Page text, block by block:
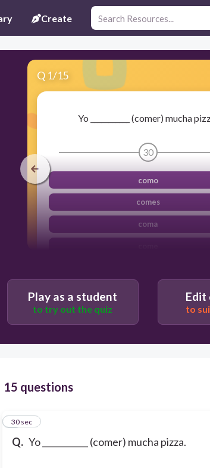
Create
Q 1/15
Yo ___________ (comer) mucha
30
como
comes
coma
Play as a student
to try out the quiz
Edit
to
15 questions
Q. Yo ___________ (comer) mucha pizza.
1
30 sec